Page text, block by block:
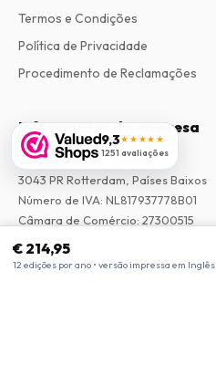
€ 214,95
12 edições por ano • versão impressa em Inglês
9,3★★★★★
1251 avaliações
Termos e Condições
Política de Privacidade
Procedimento de Reclamações
Informações da empresa
Empresa:Maja Magazines
3043 PR Rotterdam, Países Baixos
Número de IVA: NL817937778B01
Câmara de Comércio: 27300515
Nossa Rede